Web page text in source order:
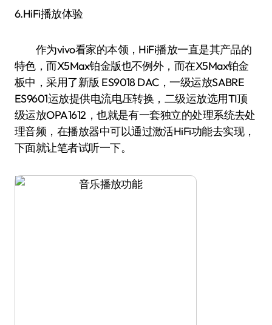
6.HiFi播放体验
作为vivo看家的本领，HiFi播放一直是其产品的
特色，而X5Max铂金版也不例外，而在X5Max铂金
板中，采用了新版 ES9018 DAC，一级运放SABRE
ES9601运放提供电流电压转换，二级运放选用TI顶
级运放OPA1612，也就是有一套独立的处理系统去处
理音频，在播放器中可以通过激活HiFi功能去实现，
下面就让笔者试听一下。